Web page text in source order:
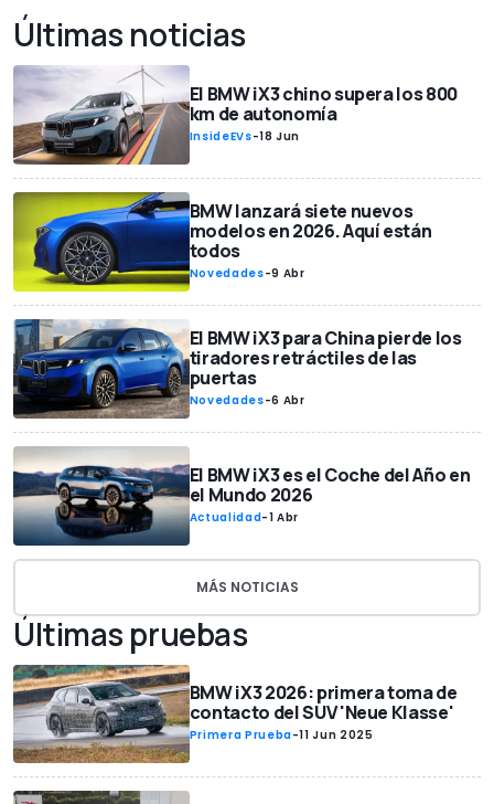
Últimas noticias
El BMW iX3 chino supera los 800
km de autonomía
InsideEVs-18 Jun
BMW lanzará siete nuevos
modelos en 2026. Aquí están
todos
Novedades-9 Abr
El BMW iX3 para China pierde los
tiradores retráctiles de las
puertas
Novedades-6 Abr
El BMW iX3 es el Coche del Año en
el Mundo 2026
Actualidad-1 Abr
MÁS NOTICIAS
Últimas pruebas
BMW iX3 2026: primera toma de
contacto del SUV 'Neue Klasse'
Primera Prueba-11 Jun 2025